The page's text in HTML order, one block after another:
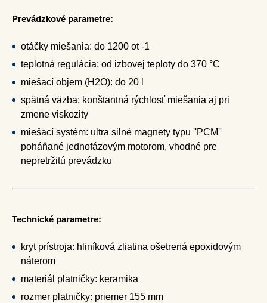
Prevádzkové parametre:
otáčky miešania: do 1200 ot -1
teplotná regulácia: od izbovej teploty do 370 °C
miešací objem (H2O): do 20 l
spätná väzba: konštantná rýchlosť miešania aj pri
zmene viskozity
miešací systém: ultra silné magnety typu ''PCM''
poháňané jednofázovým motorom, vhodné pre
nepretržitú prevádzku
Technické parametre:
kryt prístroja: hliníková zliatina ošetrená epoxidovým
náterom
materiál platničky: keramika
rozmer platničky: priemer 155 mm